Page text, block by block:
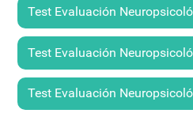
Test Evaluación
Test Evaluación
Test Evaluación